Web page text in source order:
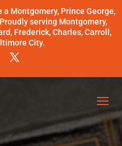
Montgomery, Prince George,
serving Montgomery,
Frederick, Charles, Carroll,
City.